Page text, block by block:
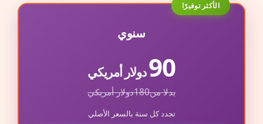
الأكثر توفيرًا
سنوي
90دولار أمريكي
بدلا من180دولار أمريكي
تجدد كل سنة بالسعر الأصلي